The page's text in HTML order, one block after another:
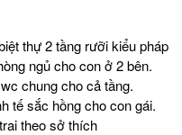
thự 2 tầng rưỡi kiểu pháp
ngủ cho con ở 2 bên.
chung cho cả tầng.
tế sắc hồng cho con gái.
theo sở thích